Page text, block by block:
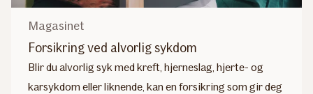
Magasinet
Forsikring ved alvorlig sykdom
Blir du alvorlig syk med kreft, hjerneslag, hjerte- og
karsykdom eller liknende, kan en forsikring som gir deg